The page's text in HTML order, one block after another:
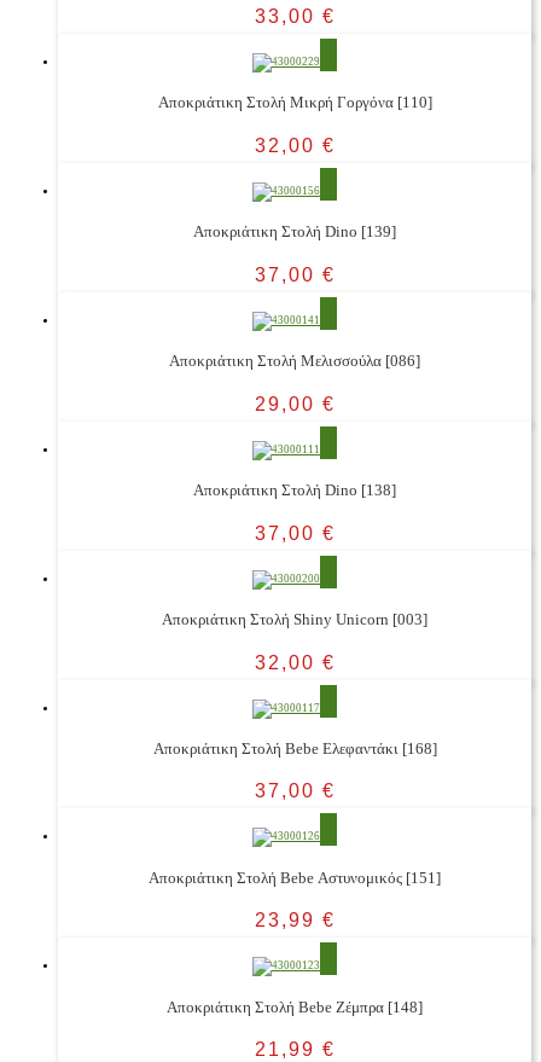
33,00 €
Αποκριάτικη Στολή Μικρή Γοργόνα [110]
32,00 €
Αποκριάτικη Στολή Dino [139]
37,00 €
Αποκριάτικη Στολή Μελισσούλα [086]
29,00 €
Αποκριάτικη Στολή Dino [138]
37,00 €
Αποκριάτικη Στολή Shiny Unicorn [003]
32,00 €
Αποκριάτικη Στολή Bebe Ελεφαντάκι [168]
37,00 €
Αποκριάτικη Στολή Bebe Αστυνομικός [151]
23,99 €
Αποκριάτικη Στολή Bebe Ζέμπρα [148]
21,99 €